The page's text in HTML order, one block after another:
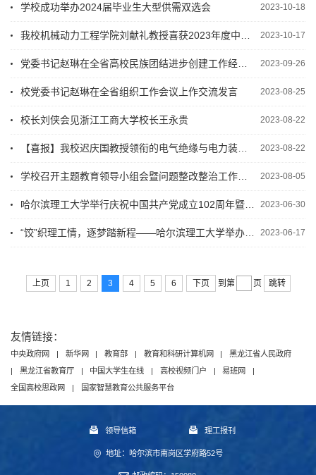
2023-10-18
学校成功举办2024届毕业生大型供需双选会
2023-10-17
2023-09-26
2023-08-25
校党委书记赵琳在全省组织工作会议上作交流发言
2023-08-22
校长刘侠会见浙江工商大学校长王永贵
2023-08-22
2023-08-05
2023-06-30
2023-06-17
上页 1 2 3 4 5 6 下页 到第 页 跳转
友情链接：
中央政府网 | 新华网 | 教育部 | 教育和科研计算机网 |
黑龙江省人民政府
|
黑龙江省教育厅 | 中国大学生在线 | 高校视频门户 | 易班网
|
全国高校思政网
| 国家智慧教育公共服务平台
领导信箱 理工报刊
地址：哈尔滨市南岗区学府路52号